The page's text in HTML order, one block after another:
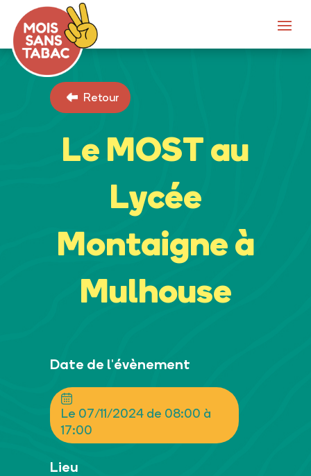
Retour
Le MOST au
Lycée
Montaigne à
Mulhouse
Date de l'évènement
Le 07/11/2024 de 08:00 à
17:00
Lieu